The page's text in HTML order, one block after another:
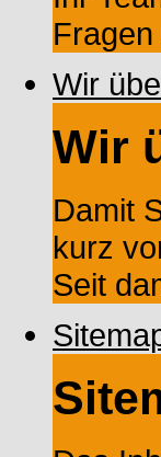
Wir
Wir
Damit
kurz
Seit